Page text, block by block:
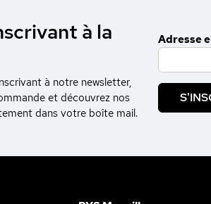
à la
à notre newsletter,
et découvrez nos
dans votre boîte mail.
Adresse